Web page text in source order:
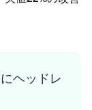
ヘッドレ